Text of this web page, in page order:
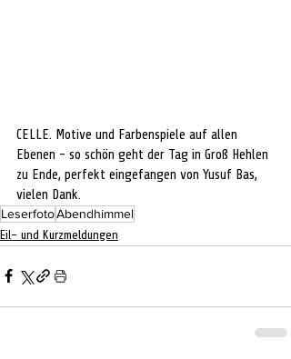
CELLE. Motive und Farbenspiele auf allen
Ebenen - so schön geht der Tag in Groß Hehlen
zu Ende, perfekt eingefangen von Yusuf Bas,
vielen Dank.
LeserfotoAbendhimmel
Eil- und Kurzmeldungen